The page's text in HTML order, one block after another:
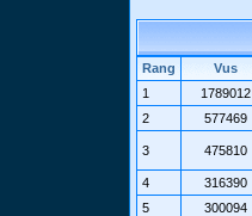
Rang Vus
1
1789012
2
577469
3 475810
4
316390
5
300094